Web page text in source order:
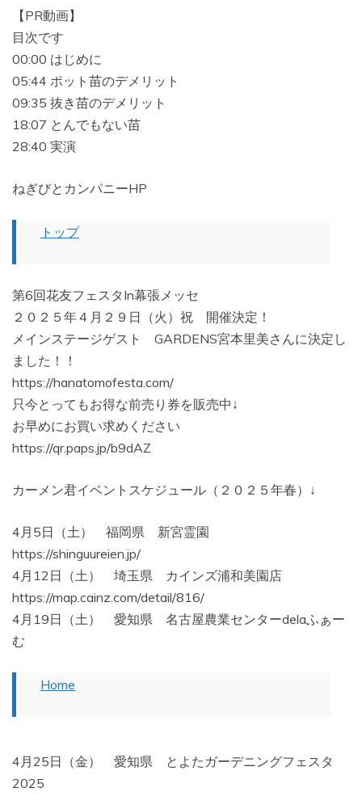
【PR動画】
目次です
00:00 はじめに
05:44 ポット苗のデメリット
09:35 抜き苗のデメリット
18:07 とんでもない苗
28:40 実演
ねぎびとカンパニーHP
トップ
第6回花友フェスタIn幕張メッセ
２０２５年４月２９日（火）祝 開催決定！
メインステージゲスト GARDENS宮本里美さんに決定し
ました！！
https://hanatomofesta.com/
只今とってもお得な前売り券を販売中↓
お早めにお買い求めください
https://qr.paps.jp/b9dAZ
カーメン君イベントスケジュール（２０２５年春）↓
4月5日（土） 福岡県 新宮霊園
https://shinguureien.jp/
4月12日（土） 埼玉県 カインズ浦和美園店
https://map.cainz.com/detail/816/
4月19日（土） 愛知県 名古屋農業センターdelaふぁー
む
Home
4月25日（金） 愛知県 とよたガーデニングフェスタ
2025